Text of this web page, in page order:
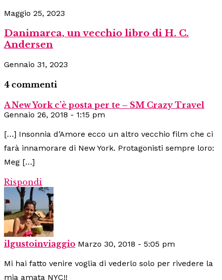
Maggio 25, 2023
Danimarca, un vecchio libro di H. C.
Andersen
Gennaio 31, 2023
4 commenti
A New York c’è posta per te – SM Crazy Travel
Gennaio 26, 2018 - 1:15 pm
[…] Insonnia d’Amore ecco un altro vecchio film che ci
farà innamorare di New York. Protagonisti sempre loro:
Meg […]
Rispondi
ilgustoinviaggio Marzo 30, 2018 - 5:05 pm
Mi hai fatto venire voglia di vederlo solo per rivedere la
mia amata NYC!!